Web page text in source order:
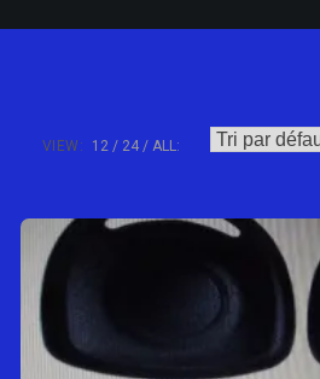
VIEW: 12 24 ALL: